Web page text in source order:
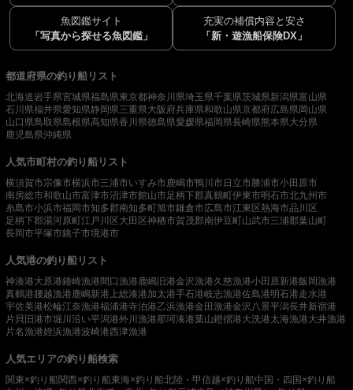
魚図鑑サイト
「写真から探せる魚図鑑」
充実の補償内容と安さ
「新・遊漁船保険DX」
都道府県の釣り船リスト
北海道岩手県宮城県福島県東京都神奈川県埼玉県千葉県茨城県新潟県富山県
石川県福井県愛知県静岡県三重県大阪府兵庫県和歌山県京都府広島県岡山県
山口県鳥取県島根県高知県香川県徳島県愛媛県福岡県長崎県熊本県大分県
鹿児島県沖縄県
人気市町村の釣り船リスト
横須賀市宗像市横浜市三浦市いすみ市鹿嶋市鴨川市日立市勝浦市小田原市
南房総市和歌山市富津市沼津市館山市足柄下郡真鶴町伊東市明石市北九州市
糸島市小浜市福岡市知多郡南知多町旭市鎌倉市広島市江東区熱海市品川区
足柄下郡湯河原町江戸川区大田区神栖市賀茂郡南伊豆町山武市三浦郡葉山町
長岡市平塚市銚子市境港市
人気港の釣り船リスト
神湊港大原港鐘崎漁港間口漁港 鹿嶋旧港金沢漁港久慈漁港小田原新港飯岡漁港
真鶴港腰越漁港 鹿嶋新港 上総湊港加太港手石港岐志漁港佐島港明石港走水港
宇佐美港松輪江奈漁港福浦港寺泊港乙浜漁港金田漁港金沢八景平潟長井新宿港
片貝旧港市堀川沿い平潟港外川漁港那珂湊港葉山鐙摺港大洗港太海漁港大井漁港
片名漁港姪浜漁港波崎港西津漁港
人気エリアの釣り船検索
関東×釣り船関西×釣り船東海×釣り船北陸・甲信越×釣り船中国・四国×釣り船